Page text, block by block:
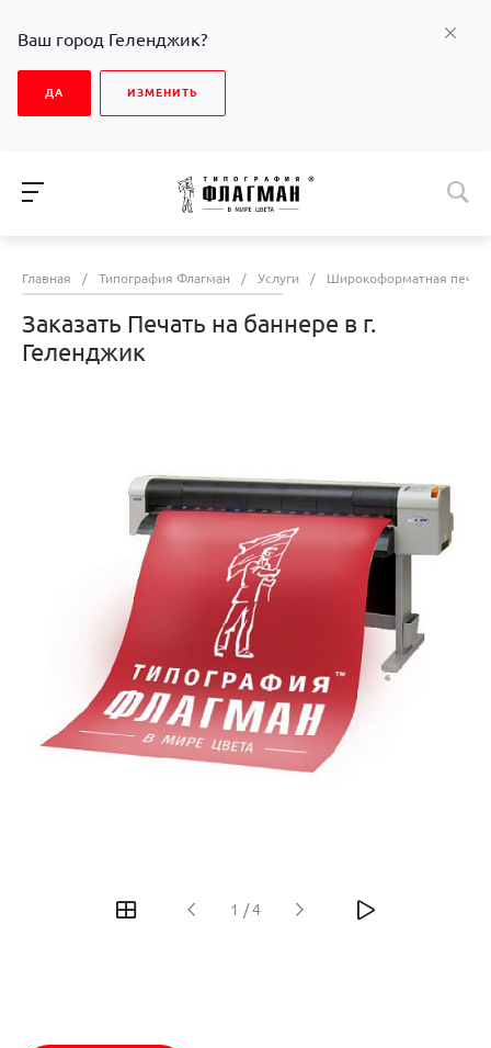
Ваш город Геленджик?
ДА ИЗМЕНИТЬ
Главная / Типография Флагман / Услуги / Широкоформатная печать
Заказать Печать на баннере в г.
Геленджик
1 / 4